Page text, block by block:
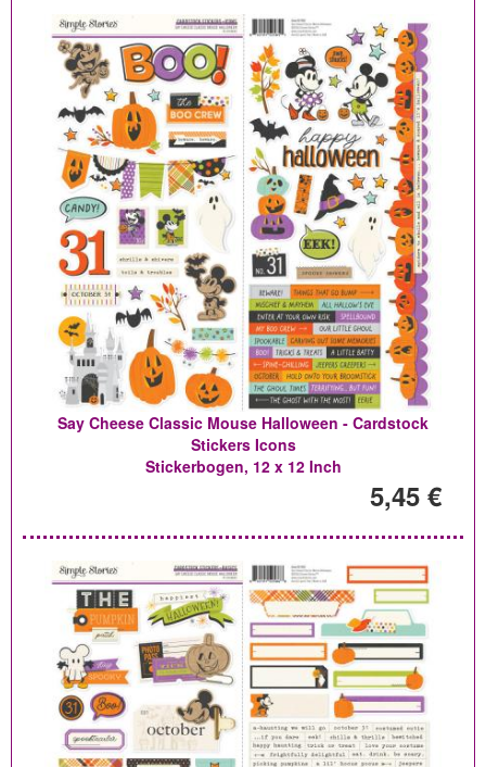
Say Cheese Classic Mouse Halloween - Cardstock
Stickers Icons
Stickerbogen, 12 x 12 Inch
5,45 €